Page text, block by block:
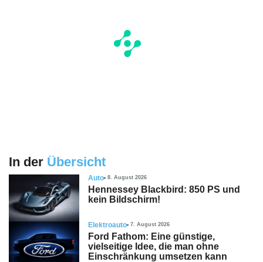
In der Übersicht
Auto 8. August 2026
Hennessey Blackbird: 850 PS und
kein Bildschirm!
Elektroauto 7. August 2026
Ford Fathom: Eine günstige,
vielseitige Idee, die man ohne
Einschränkung umsetzen kann